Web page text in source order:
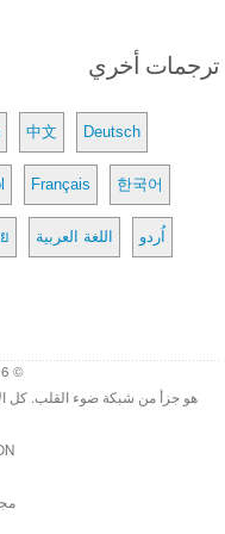
ترجمات أخري
中文 Deutsch
Français 한국어
اللغة العربية اُردو
© 1998-2026 Heartlight, Inc. Verseoftheday.com
هو جزأ من شبكة ضوء القلب. كل